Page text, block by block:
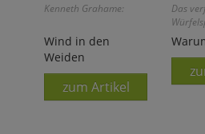
Kenneth Grahame:
Wind in den
Weiden
zum Artikel
Das